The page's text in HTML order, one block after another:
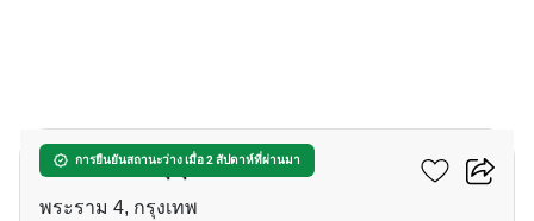
การยืนยันสถานะว่าง เมื่อ 2 สัปดาห์ที่ผ่านมา
โอกะ เฮ้าส์ สุขุมวิท 36
พระราม 4, กรุงเทพ